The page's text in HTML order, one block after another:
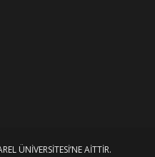
ÜNIVERSITESI’NE AITTIR.